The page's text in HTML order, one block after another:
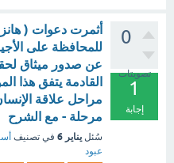
0
تصويتات
1
إجابة
أثمرت دعوات (
للمحافظة على
عن صدور ميثاق
القادمة يتفق هذا
مراحل علاقة
مرحلة - مع الشرح
سُئل يناير 6 في تصنيف
عبود